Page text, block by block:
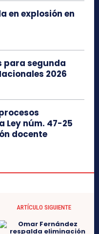
en explosión en
para segunda
2026
Ley núm. 47-25
docente
ARTÍCULO SIGUIENTE